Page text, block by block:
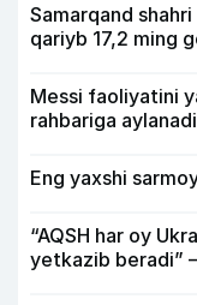
Samarqand
qariyb 17,2 ming
Messi faoliyatini
rahbariga
Eng yaxshi
“AQSH har oy
yetkazib beradi”